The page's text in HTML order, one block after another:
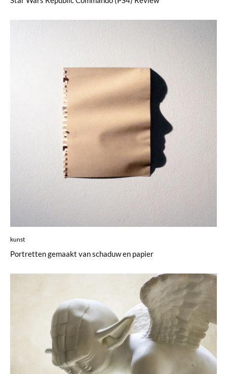
kunst
Portretten gemaakt van schaduw en papier